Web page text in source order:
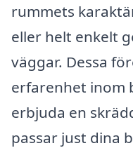
rummets
eller helt enkelt
väggar. Dessa
erfarenhet inom
erbjuda en
passar just dina